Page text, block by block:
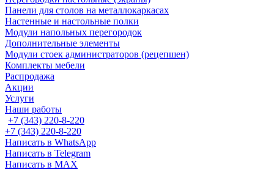
Панели для столов на металлокаркасах
Настенные и настольные полки
Модули напольных перегородок
Дополнительные элементы
Модули стоек администраторов (рецепшен)
Комплекты мебели
Распродажа
Акции
Услуги
Наши работы
+7 (343) 220-8-220
+7 (343) 220-8-220
Написать в WhatsApp
Написать в Telegram
Написать в MAX